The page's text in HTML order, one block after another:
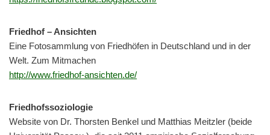
Friedhof – Ansichten
Eine Fotosammlung von Friedhöfen in Deutschland und in der
Welt. Zum Mitmachen
http://www.friedhof-ansichten.de/
Friedhofssoziologie
Website von Dr. Thorsten Benkel und Matthias Meitzler (beide